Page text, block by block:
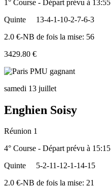
1° Course - Départ prévu à 13:55
Quinte
13-4-1-10-2-7-6-3
2.0 €-NB de fois la mise: 56
3429.80 €
samedi 13 juillet
Enghien Soisy
Réunion 1
4° Course - Départ prévu à 15:15
Quinte
5-2-11-12-1-14-15
2.0 €-NB de fois la mise: 21